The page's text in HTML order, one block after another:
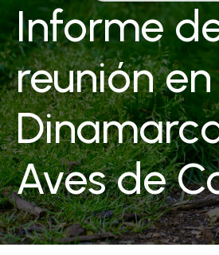
Informe
reunión en
Aves de